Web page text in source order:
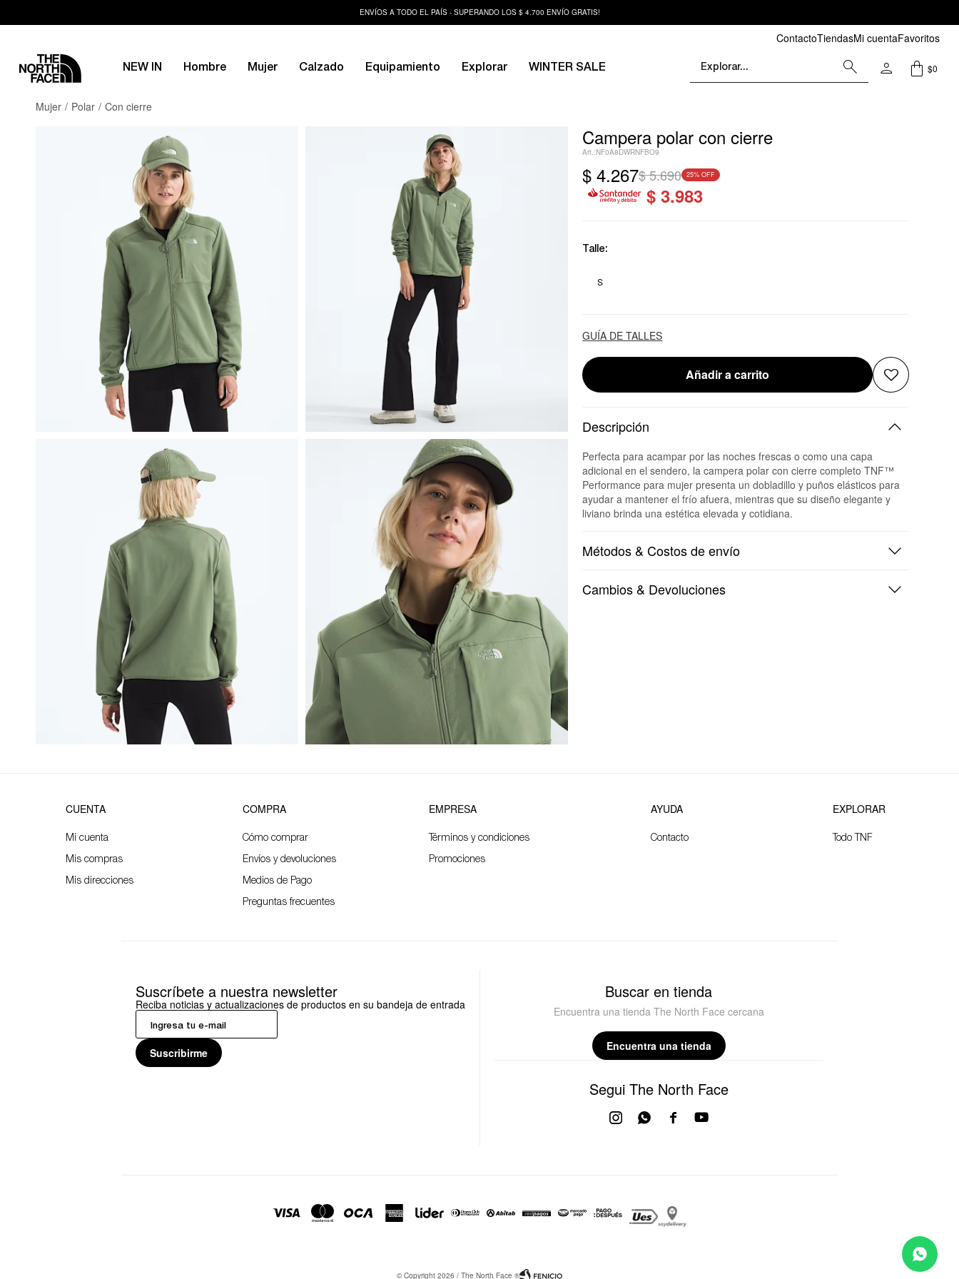
ENVÍOS A TODO EL PAÍS - SUPERANDO LOS $ 4.700 ENVÍO GRATIS!
ContactoTiendasMi cuentaFavoritos
NEW IN Hombre Mujer Calzado Equipamiento Explorar WINTER SALE $0
Mujer Polar Con cierre
Campera polar con cierre
NF0A8DWRNFBO9
$ 4.267$5.690 25
$ 3.983
Talle:
S
GUÍA DE TALLES
Añadir a carrito
Descripción
Perfecta para acampar por las noches frescas o como una capa
adicional en el sendero, la campera polar con cierre completo TNF™
Performance para mujer presenta un dobladillo y puños elásticos para
ayudar a mantener el frío afuera, mientras que su diseño elegante y
liviano brinda una estética elevada y cotidiana.
Métodos & Costos de envío
Cambios & Devoluciones
CUENTA
Mi cuenta
Mis compras
Mis direcciones
COMPRA
Cómo comprar
Envíos y devoluciones
Medios de Pago
Preguntas frecuentes
EMPRESA
Términos y condiciones
Promociones
AYUDA
Contacto
EXPLORAR
Todo TNF
Suscríbete a nuestra newsletter
Reciba noticias y actualizaciones de productos en su bandeja de entrada
Suscribirme
Buscar en tienda
Encuentra una tienda The North Face cercana
Encuentra una tienda
Segui The North Face
 
 
© Copyright 2026 / The North Face ®